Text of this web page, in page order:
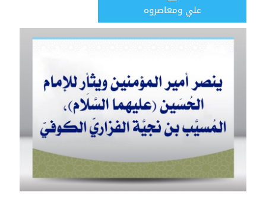
علي ومعاصروه